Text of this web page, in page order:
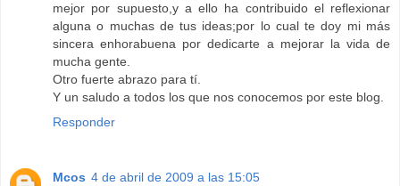
mejor por supuesto,y a ello ha contribuido el reflexionar
alguna o muchas de tus ideas;por lo cual te doy mi más
sincera enhorabuena por dedicarte a mejorar la vida de
mucha gente.
Otro fuerte abrazo para tí.
Y un saludo a todos los que nos conocemos por este blog.
Responder
Mcos 4 de abril de 2009 a las 15:05